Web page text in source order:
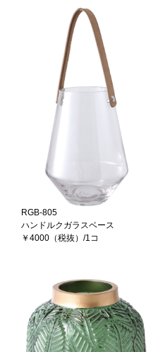
RGB-805
ハンドルクガラスベース
￥4000（税抜）/1コ